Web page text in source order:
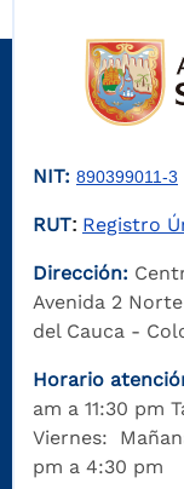
NIT: 890399011-3
RUT: Registro
Dirección:
Avenida 2
del Cauca -
Horario
am a 11:30 pm
Viernes:
pm a 4:30 pm